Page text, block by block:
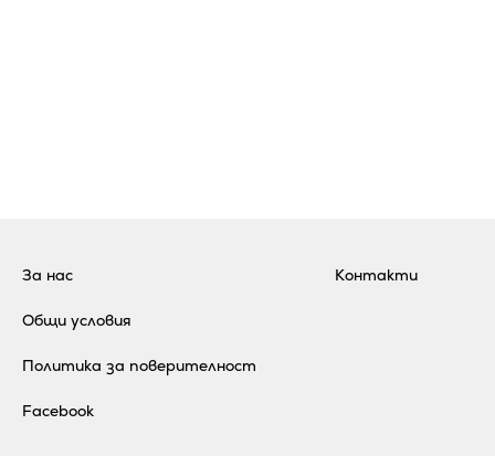
За нас
Общи условия
Политика за поверителност
Контакти
Facebook